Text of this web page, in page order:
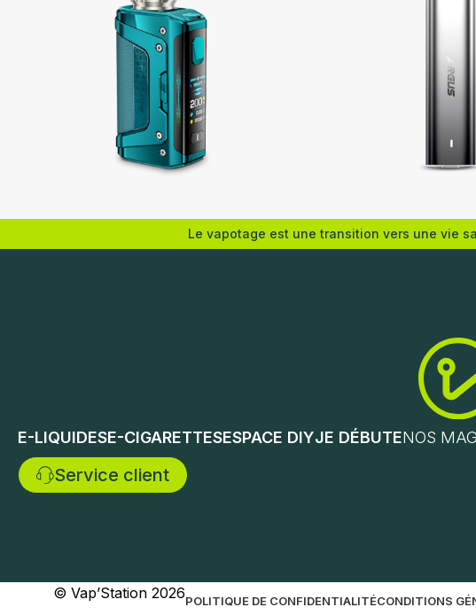
Le vapotage est une transition vers une vie
E-LIQUIDESE-CIGARETTESESPACE DIYJE DÉBUTENOS
Service client
© Vap’Station 2026POLITIQUE DE CONFIDENTIALITÉCONDITIONS